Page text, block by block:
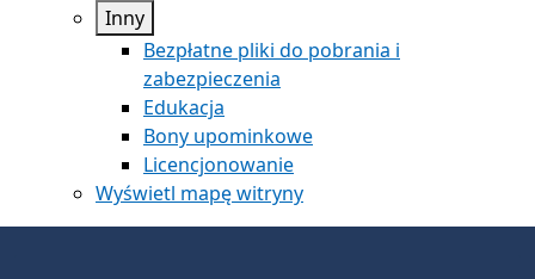
Inny
Bezpłatne pliki do pobrania i
zabezpieczenia
Edukacja
Bony upominkowe
Licencjonowanie
Wyświetl mapę witryny